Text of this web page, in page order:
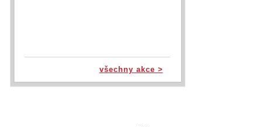
všechny akce >